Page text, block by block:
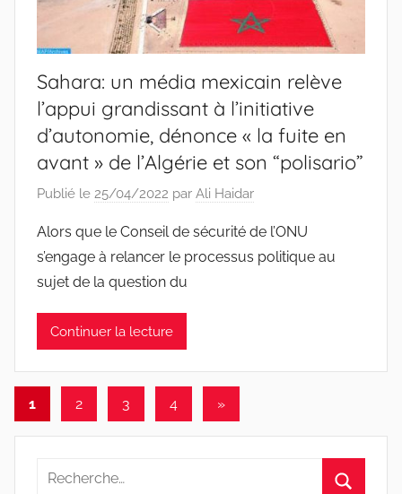
Sahara: un média mexicain relève
l’appui grandissant à l’initiative
d’autonomie, dénonce « la fuite en
avant » de l’Algérie et son “polisario”
Publié le 25/04/2022 par Ali Haidar
Alors que le Conseil de sécurité de l’ONU
s’engage à relancer le processus politique au
sujet de la question du
Continuer la lecture
Pagination
des
publications
1 2 3 4
Articles
»
Recherche